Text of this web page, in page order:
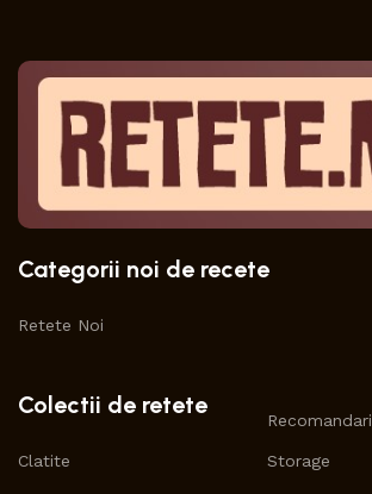
Categorii noi de recete
Retete Noi
Colectii de retete
Clatite
Recomandari
Storage